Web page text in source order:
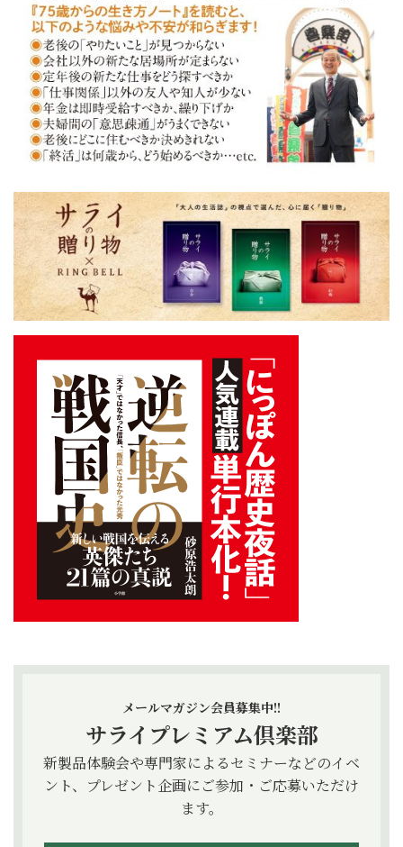
メールマガジン会員募集中!!
サライプレミアム倶楽部
新製品体験会や専門家によるセミナーなどのイベ
ント、プレゼント企画にご参加・ご応募いただけ
ます。